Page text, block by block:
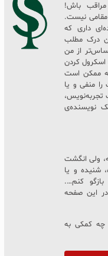
باش!
نیست.
داری که
درک مطلب
از من
اسکرول کردن
ممکن است
را منفی و یا
نویسنده‌ی
ولی انگشت
شنیده و یا
کنم….
این صفحه
چه کمکی به